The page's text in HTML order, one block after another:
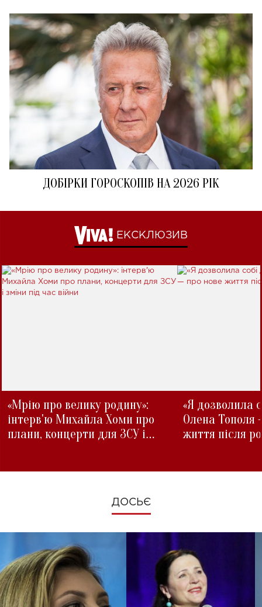
ДОБІРКИ ГОРОСКОПІВ НА 2026 РІК
ЕКСКЛЮЗИВ
«Мрію про велику родину»:
інтерв'ю Михайла Хоми про
плани, концерти для ЗСУ і
«Я дозволила
Олена Тополя
життя після
ДОСЬЄ